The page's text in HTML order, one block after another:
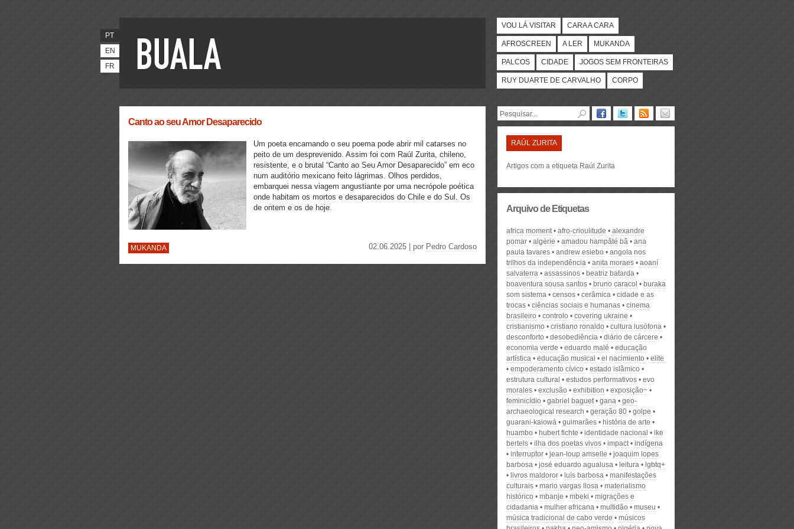
PT
EN
FR
VOU LÁ VISITAR CARA A CARA
AFROSCREEN A LER MUKANDA
PALCOS CIDADE JOGOS SEM FRONTEIRAS
RUY DUARTE DE CARVALHO CORPO
Canto ao seu Amor Desaparecido
Um poeta encarnando o seu poema pode abrir mil catarses no
peito de um desprevenido. Assim foi com Raúl Zurita, chileno,
resistente, e o brutal “Canto ao Seu Amor Desaparecido” em eco
num auditório mexicano feito lágrimas. Olhos perdidos,
embarquei nessa viagem angustiante por uma necrópole poética
onde habitam os mortos e desaparecidos do Chile e do Sul. Os
de ontem e os de hoje.
MUKANDA 02.06.2025 | por Pedro Cardoso
RAÚL ZURITA
Artigos com a etiqueta Raúl Zurita
Arquivo de Etiquetas
africa moment afro-crioulitude
alexandre
pomar
algérie amadou hampâté bâ
ana
paula tavares
andrew esiebo
angola nos
trilhos da independência
anita moraes
aoaní
salvaterra
assassinos
beatriz batarda
boaventura sousa santos
bruno caracol
buraka
som sistema
censos cerâmica
cidade e as
trocas
ciências sociais e humanas
cinema
brasileiro
controlo
covering ukraine
cristianismo
cristiano ronaldo
cultura lusófona
desconforto
desobediência
diário de cárcere
economia verde
eduardo malé
educação
artística
educação musical el nacimiento
elite
empoderamento cívico
estado islâmico
estrutura cultural
estudos performativos
evo
morales
exclusão exhibition
exposição~
feminicídio
gabriel baguet gana
geo-
archaeological research
geração 80
golpe
guarani-kaiowá
guimarães
história de arte
huambo
hubert fichte identidade nacional
ike
bertels
ilha dos poetas vivos impact
indígena
interruptor
jean-loup amselle
joaquim lopes
barbosa
josé eduardo agualusa leitura
lgbtq+
livros maldoror
luís barbosa
manifestações
culturais
mario vargas llosa
materialismo
histórico
mbanje mbeki
migrações e
cidadania
mulher africana multidão
museu
música tradicional de cabo verde
músicos